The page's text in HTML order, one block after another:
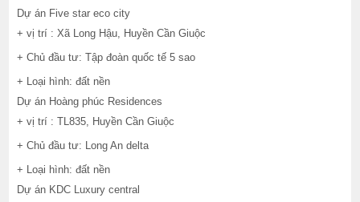
Dự án Five star eco city
+ vị trí : Xã Long Hậu, Huyền Cần Giuộc
+ Chủ đầu tư: Tập đoàn quốc tế 5 sao
+ Loại hình: đất nền
Dự án Hoàng phúc Residences
+ vị trí : TL835, Huyền Cần Giuộc
+ Chủ đầu tư: Long An delta
+ Loại hình: đất nền
Dự án KDC Luxury central